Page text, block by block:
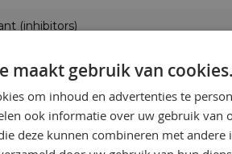
(inhibitors)
spanning
maakt gebruik van cookies.
om inhoud en advertenties te
ook informatie over uw gebruik van
deze kunnen combineren met